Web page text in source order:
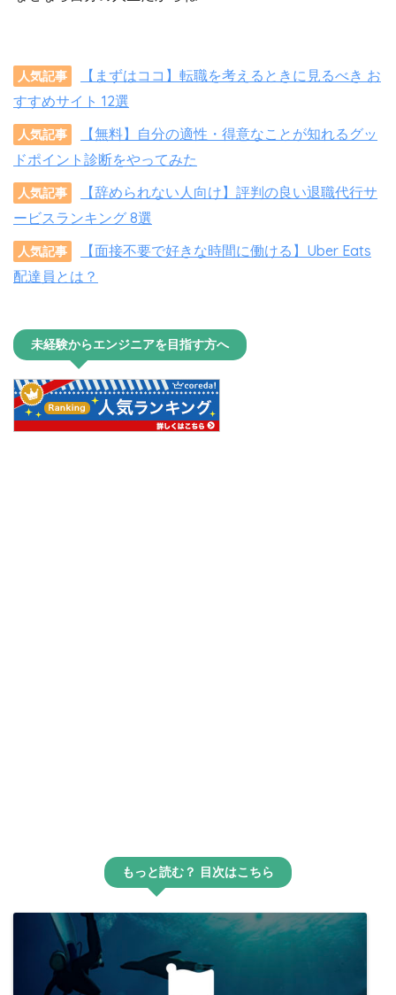
人気記事
【まずはココ】転職を考えるときに見るべき お
すすめサイト 12選
人気記事
【無料】自分の適性・得意なことが知れるグッ
ドポイント診断をやってみた
人気記事
【辞められない人向け】評判の良い退職代行サ
ービスランキング 8選
人気記事
【面接不要で好きな時間に働ける】Uber Eats
配達員とは？
未経験からエンジニアを目指す方へ
もっと読む？ 目次はこちら